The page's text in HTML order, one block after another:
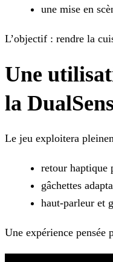
une mise en
L’objectif : rendre la
Une
la
Le jeu exploitera
retour haptique
gâchettes
haut-parleur et
Une expérience pensée